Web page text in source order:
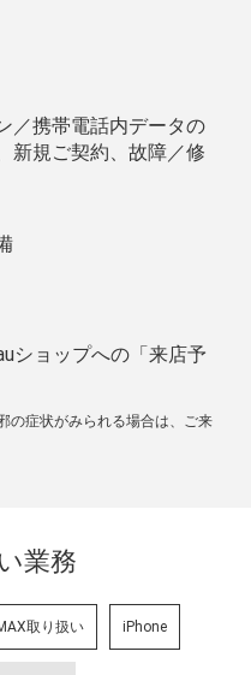
／携帯電話内データの
新規ご契約、故障／修
ショップへの「来店予
の症状がみられる場合は、ご来
業務
取り扱い iPhone